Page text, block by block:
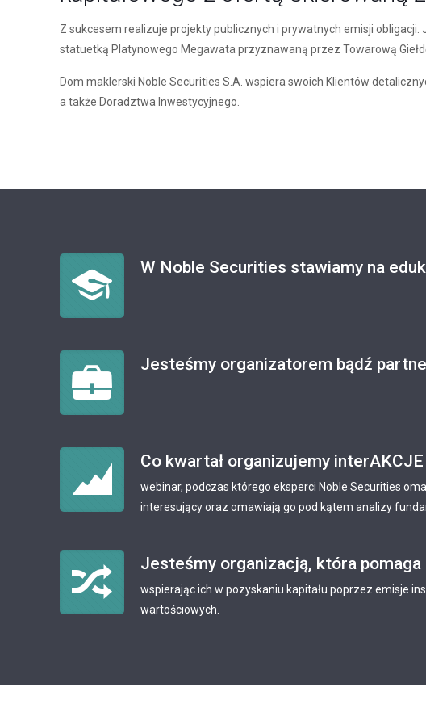
Z sukcesem realizuje projekty publicznych i prywatnych emisji
statuetką Platynowego Megawata przyznawaną przez Towarową
Dom maklerski Noble Securities S.A. wspiera swoich Klientów
a także Doradztwa Inwestycyjnego.
W Noble Securities stawiamy na
Jesteśmy organizatorem bądź
Co kwartał organizujemy
webinar, podczas którego eksperci Noble Securities
interesujący oraz omawiają go pod kątem analizy
Jesteśmy organizacją, która
wspierając ich w pozyskaniu kapitału poprzez emisje
wartościowych.